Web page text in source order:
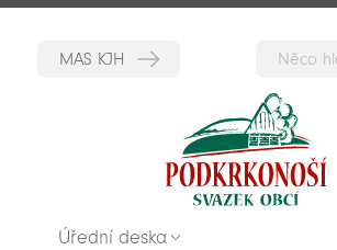
Úřední deska